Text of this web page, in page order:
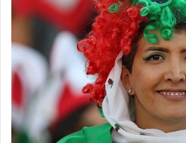
را هم بگذراند تا بتواند شرایطی
سرمربی آغاز کند؛ به‌ویژه آنکه فرصتی
بتواند زیرنظر سرمربی قهرمان آسیا،
به‌روز کرده و مدرک خود را دریافت کند.
ایرانهم با پیگیری‌های دپارتمان
آموزش در نظر دارد در اردیبهشت‌ماه 1402 برای اولین‌بار دوره سطح سوم
که به نظر می‌رسد در این دوره، چهره‌های